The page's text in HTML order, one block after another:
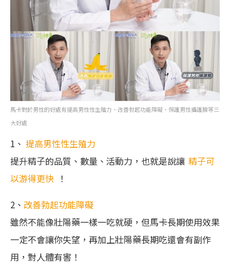
馬卡對於男性的好處有提高男性性生殖力、改善勃起功能障礙、保護男性攝護腺等三
大好處
1、 提高男性性生殖力
提升精子的品質、數量、活動力，也就是說讓 精子可
以游得更快 ！
2、 改善勃起功能障礙
雖然不能像壯陽藥一樣一吃就硬，但馬卡長期使用效果
一定不會讓你失望，再加上壯陽藥長期吃還會有副作
用，對人體有害！